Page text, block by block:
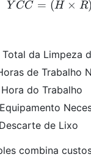
Y CC = (H × R)
Total da Limpeza
de Trabalho
do Trabalho
de Lixo
combina